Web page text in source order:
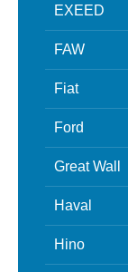
EXEED
FAW
Fiat
Ford
Great Wall
Haval
Hino